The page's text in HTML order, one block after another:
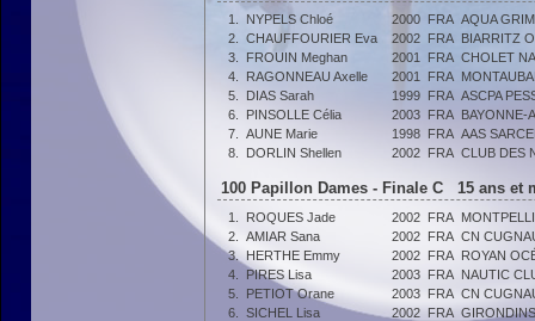
1.
NYPELS Chloé 2000 FRA AQUA
2.
CHAUFFOURIER Eva 2002 FRA BIARRITZ
3.
FROUIN Meghan 2001 FRA CHOLET
4.
RAGONNEAU Axelle 2001 FRA
5.
DIAS Sarah 1999 FRA ASCPA
6.
PINSOLLE Célia 2003 FRA BAYONNE-
7.
AUNE Marie 1998 FRA AAS
8.
DORLIN Shellen 2002 FRA CLUB DES
100 Papillon Dames - Finale C 15 ans et
1. ROQUES Jade 2002 FRA
2.
AMIAR Sana 2002 FRA CN
3.
HERTHE Emmy 2002 FRA ROYAN
4.
PIRES Lisa 2003 FRA NAUTIC
5.
PETIOT Orane 2003 FRA CN
6.
SICHEL Lisa 2002 FRA